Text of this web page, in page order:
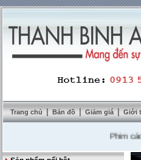
Trang chủ | Bản đồ | Giảm giá | Giới
Phim cách